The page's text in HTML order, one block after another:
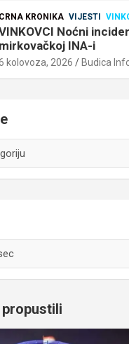
CRNA KRONIKA VIJESTI
Noćni
mirkovačkoj INA-i
kolovoza, 2026 Budica